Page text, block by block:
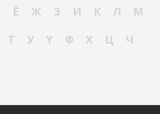
Ё Ж З И К Л
М
Т У Ү Ф Х Ц
Ч